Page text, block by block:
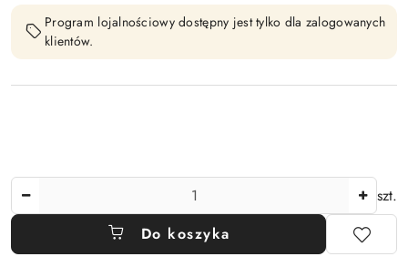
Program lojalnościowy dostępny jest tylko dla zalogowanych
klientów.
szt.
Do koszyka